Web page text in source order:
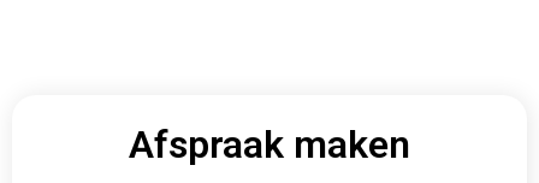
Afspraak maken